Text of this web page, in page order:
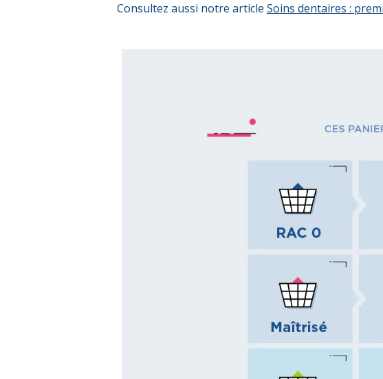
Consultez aussi notre article Soins dentaires :